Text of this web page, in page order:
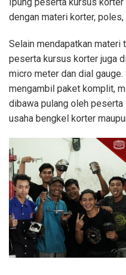
dengan materi korter,
Selain mendapatkan materi
peserta kursus korter juga
micro meter dan dial
mengambil paket komplit,
dibawa pulang oleh
usaha bengkel korter